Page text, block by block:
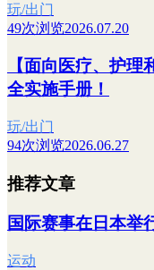
玩/出门
49次浏览2026.07.20
【面向医疗、护
全实施手册！
玩/出门
94次浏览2026.06.27
推荐文章
国际赛事在日本举
运动